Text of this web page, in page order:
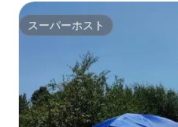
スーパーホスト
スーパーホスト